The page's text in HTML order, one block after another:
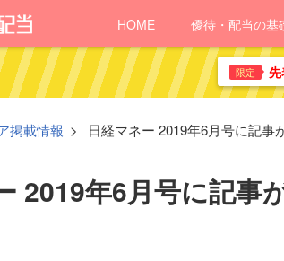
HOME 優待・配当の基
限定
掲載情報 日経マネー 2019年6月号に記事
2019年6月号に記事